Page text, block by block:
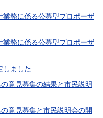
務に係る公募型プロポーザ
務に係る公募型プロポーザ
しました
意見募集の結果と市民説明
意見募集と市民説明会の開